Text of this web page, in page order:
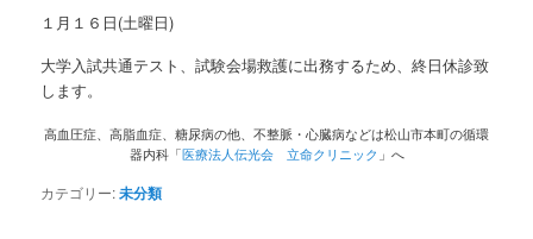
１月１６日(土曜日)
大学入試共通テスト、試験会場救護に出務するため、終日休診致
します。
高血圧症、高脂血症、糖尿病の他、不整脈・心臓病などは松山市本町の循環
器内科「医療法人伝光会 立命クリニック 」へ
カテゴリー:未分類